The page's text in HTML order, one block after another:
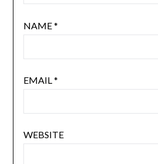
NAME*
EMAIL*
WEBSITE